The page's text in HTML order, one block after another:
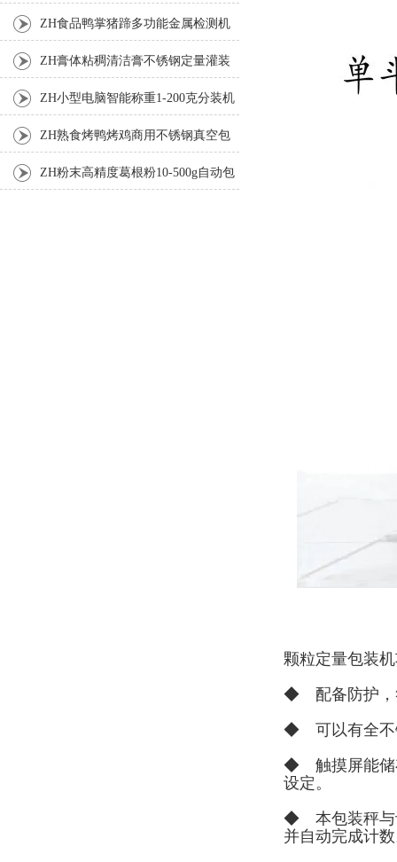
颗粒定量包装
◆ 配备防护，
◆ 可以有全不
◆ 触摸屏能储
设定。
◆ 本包装秤与
并自动完成计
ZH食品鸭掌猪蹄多功能金属检测机
ZH膏体粘稠清洁膏不锈钢定量灌装
机厂家 ZH小型电脑智能称重1-200克分装机
ZH熟食烤鸭烤鸡商用不锈钢真空包
装机 ZH粉末高精度葛根粉10-500g自动包